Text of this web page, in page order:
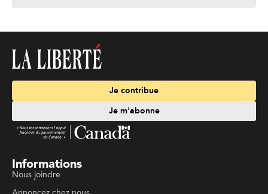
Je contribue
Je m'abonne
Informations
Nous joindre